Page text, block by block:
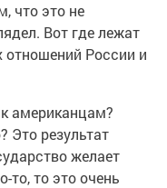
что это не
Вот где лежат
России и
американцам?
Это результат
желает
то, то это очень